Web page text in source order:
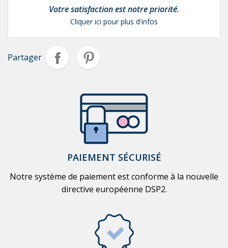
Votre satisfaction est notre priorité.
Cliquer ici pour plus d'infos
Partager
PAIEMENT SÉCURISÉ
Notre système de paiement est conforme à la nouvelle
directive européenne DSP2.